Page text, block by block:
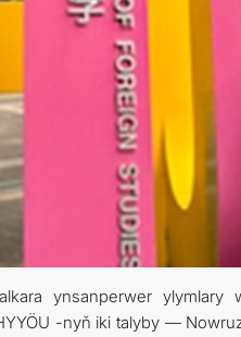
FOLLOW US ON
TO TURKMENISTAN!
ynsanperwer ylymlary
-nyň iki talyby —